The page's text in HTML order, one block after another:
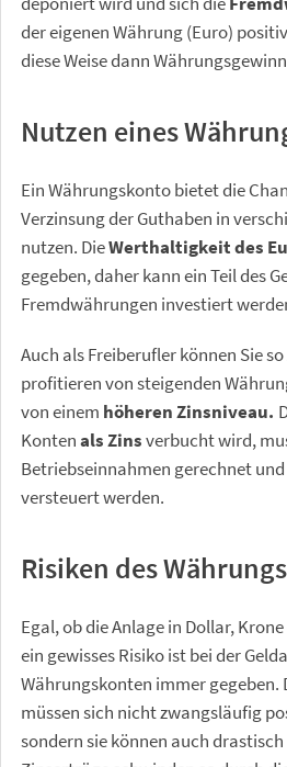
der eigenen Währung (Euro)
diese Weise dann
Nutzen eines
Ein Währungskonto bietet die
Verzinsung der Guthaben in
nutzen. DieWerthaltigkeit des
gegeben, daher kann ein Teil des
Fremdwährungen investiert
Auch als Freiberufler können Sie
profitieren von steigenden
von einem höheren Zinsniveau.
Kontenals Zinsverbucht wird,
Betriebseinnahmen gerechnet
versteuert werden.
Risiken des
Egal, ob die Anlage in Dollar,
ein gewisses Risiko ist bei der
Währungskonten immer gegeben.
müssen sich nicht zwangsläufig
sondern sie können auch